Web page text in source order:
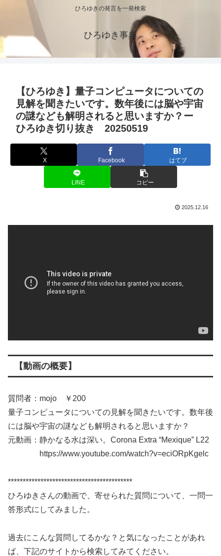
ひろゆきの発言を一発検索
ひろゆき事典
【ひろゆき】量子コンピュータについての
見解を聞きたいです。数年後には脳や宇宙
の謎なども解明されると思いますか？ー
ひろゆき切り抜き 20250519
X Facebook はてブ
LINE コピー
2025.12.16
【動画の概要】
質問者：mojo ￥200
量子コンピュータについての見解を聞きたいです。数年後
には脳や宇宙の謎なども解明されると思いますか？
元動画：静かなる水は深い。Corona Extra “Mexique” L22
https://www.youtube.com/watch?v=eciORpKgelc
******************************************
ひろゆきさんの動画で、寄せられた質問について、一問一
答形式にしてみました。
過去にこんな質問してるかな？と気になったことがあれ
ば、下記のサイトから検索してみてください。